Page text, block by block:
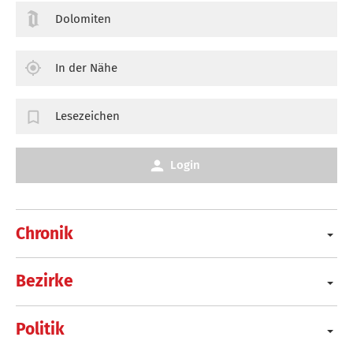
Chronik
Bezirke
Politik
Dolomiten
In der Nähe
Lesezeichen
Login